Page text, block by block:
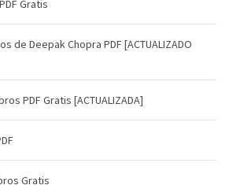
Gratis
de Deepak Chopra PDF [ACTUALIZADO
PDF Gratis [ACTUALIZADA]
Gratis